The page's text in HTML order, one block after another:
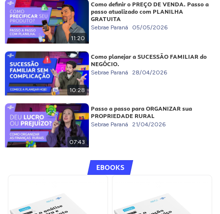
11:20
Como definir o PREÇO DE VENDA. Passo a
passo atualizado com PLANILHA
GRATUITA
Sebrae Paraná 05/05/2026
10:28
Como planejar a SUCESSÃO FAMILIAR do
NEGÓCIO.
Sebrae Paraná 28/04/2026
07:43
Passo a passo para ORGANIZAR sua
PROPRIEDADE RURAL
Sebrae Paraná 21/04/2026
EBOOKS